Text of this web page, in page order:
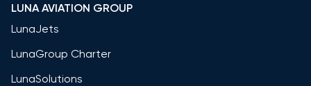
LUNA AVIATION GROUP
LunaJets
LunaGroup Charter
LunaSolutions